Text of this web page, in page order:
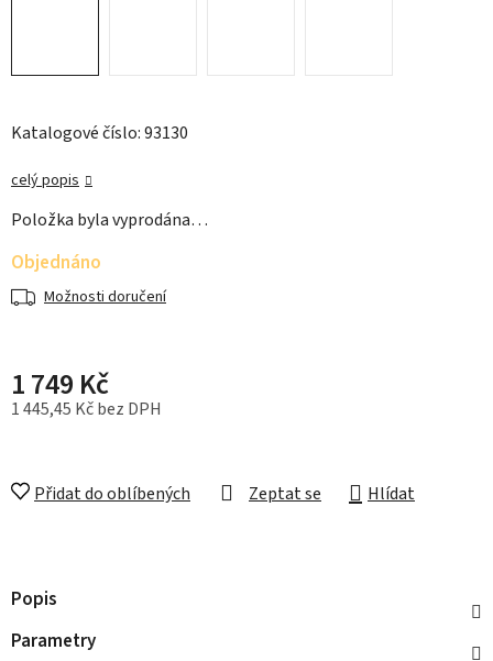
Katalogové číslo: 93130
celý popis
Položka byla vyprodána…
Objednáno
Možnosti doručení
1 749 Kč
1 445,45 Kč bez DPH
Zeptat se Hlídat
Přidat do oblíbených
Popis
Parametry